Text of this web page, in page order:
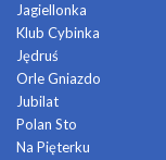
Jagiellonka
Klub Cybinka
Jędruś
Orle Gniazdo
Jubilat
Polan Sto
Na Pięterku